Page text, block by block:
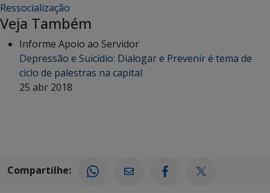
Ressocialização
Veja Também
Informe Apoio ao Servidor
Depressão e Suicídio: Dialogar e Prevenir é tema de
ciclo de palestras na capital
25 abr 2018
Compartilhe: